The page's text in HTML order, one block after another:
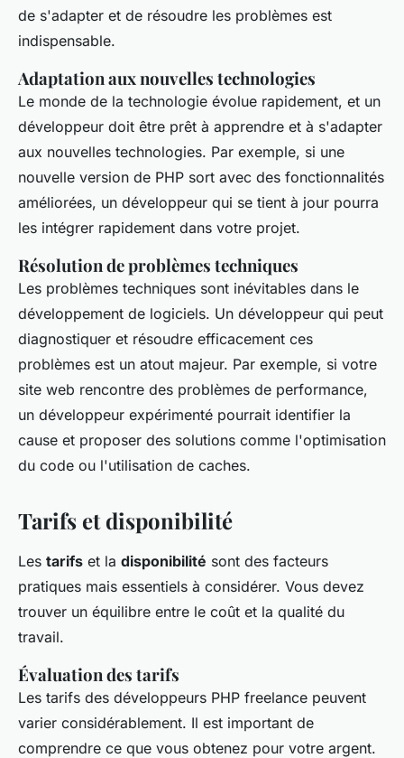
de s'adapter et de résoudre les problèmes est
indispensable.
Adaptation aux nouvelles technologies
Le monde de la technologie évolue rapidement, et un
développeur doit être prêt à apprendre et à s'adapter
aux nouvelles technologies. Par exemple, si une
nouvelle version de PHP sort avec des fonctionnalités
améliorées, un développeur qui se tient à jour pourra
les intégrer rapidement dans votre projet.
Résolution de problèmes techniques
Les problèmes techniques sont inévitables dans le
développement de logiciels. Un développeur qui peut
diagnostiquer et résoudre efficacement ces
problèmes est un atout majeur. Par exemple, si votre
site web rencontre des problèmes de performance,
un développeur expérimenté pourrait identifier la
cause et proposer des solutions comme l'optimisation
du code ou l'utilisation de caches.
Tarifs et disponibilité
Les tarifs et la disponibilité sont des facteurs
pratiques mais essentiels à considérer. Vous devez
trouver un équilibre entre le coût et la qualité du
travail.
Évaluation des tarifs
Les tarifs des développeurs PHP freelance peuvent
varier considérablement. Il est important de
comprendre ce que vous obtenez pour votre argent.